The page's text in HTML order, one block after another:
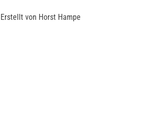
Erstellt von Horst Hampe